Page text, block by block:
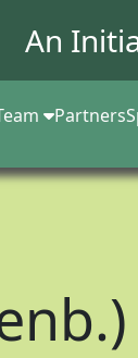
An
Partners